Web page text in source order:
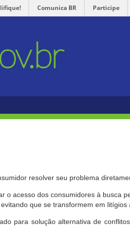
Comunica BR Participe
resolver seu problema
o acesso dos consumidores à busca
que se transformem em litígios
para solução alternativa de